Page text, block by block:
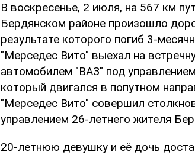
В воскресенье, 2 июля, на 567 км
Бердянском районе произошло
результате которого погиб 3-
"Мерседес Вито" выехал на
автомобилем "ВАЗ" под
который двигался в попутном
"Мерседес Вито" совершил
управлением 26-летнего жителя
20-летнюю девушку и её дочь